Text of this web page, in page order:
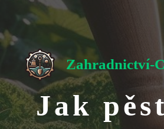
Přeskočit
obsah
Zahradnictví-
Jak